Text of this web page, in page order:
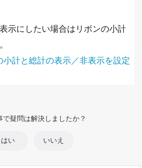
示にしたい場合はリボンの小計
小計と総計の表示／非表示を設定
で疑問は解決しましたか？
はい いいえ